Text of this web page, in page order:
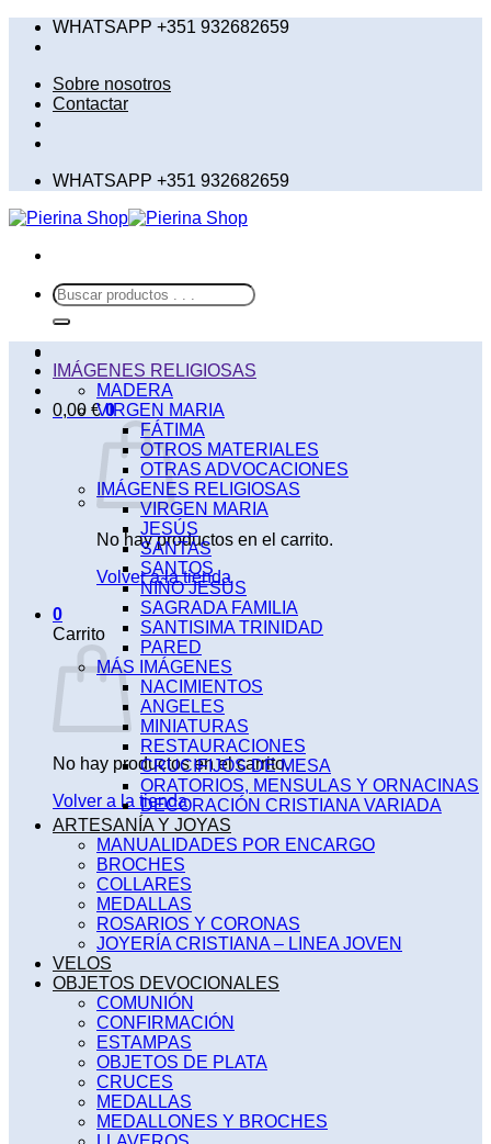
SaltarWHATSAPP +351 932682659
Sobre nosotros
Contactar
WHATSAPP +351 932682659
Buscar
por:
0,00 € 0
No hay productos en el carrito.
Volver a la tienda
0
Carrito
No hay productos en el carrito.
Volver a la tienda
IMÁGENES RELIGIOSAS
MADERA
VIRGEN MARIA
FÁTIMA
OTROS MATERIALES
OTRAS ADVOCACIONES
IMÁGENES RELIGIOSAS
VIRGEN MARIA
JESÚS
SANTAS
SANTOS
NIÑO JESÚS
SAGRADA FAMILIA
SANTISIMA TRINIDAD
PARED
MÁS IMÁGENES
NACIMIENTOS
ANGELES
MINIATURAS
RESTAURACIONES
CRUCIFIJOS DE MESA
ORATORIOS, MENSULAS Y ORNACINAS
DECORACIÓN CRISTIANA VARIADA
ARTESANÍA Y JOYAS
MANUALIDADES POR ENCARGO
BROCHES
COLLARES
MEDALLAS
ROSARIOS Y CORONAS
JOYERÍA CRISTIANA – LINEA JOVEN
VELOS
OBJETOS DEVOCIONALES
COMUNIÓN
CONFIRMACIÓN
ESTAMPAS
OBJETOS DE PLATA
CRUCES
MEDALLAS
MEDALLONES Y BROCHES